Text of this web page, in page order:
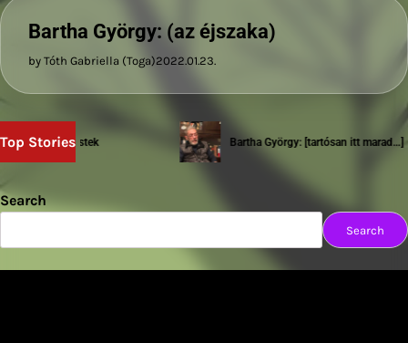
Bartha György: (az éjszaka)
by Tóth Gabriella (Toga)2022.01.23.
Top Stories
Kiváló testek Bartha György: [tartósan itt marad…]
Search
Search